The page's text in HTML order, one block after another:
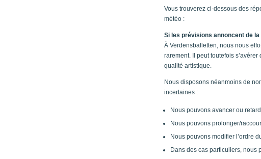
Vous trouverez ci-dessous des
météo :
Si les prévisions annoncent de la
À Verdensballetten, nous nous
rarement. Il peut toutefois
qualité artistique.
Nous disposons néanmoins de
incertaines :
Nous pouvons avancer ou
Nous pouvons prolonger/
Nous pouvons modifier l’ordre
Dans des cas particuliers, nous